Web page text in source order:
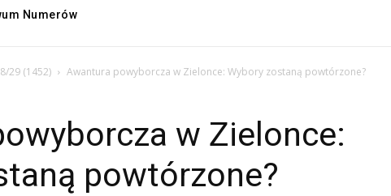
Numerów
29 (1452) Awantura powyborcza w Zielonce: Wybory zostaną powtórzone?
w Zielonce:
powtórzone?